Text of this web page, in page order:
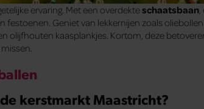
ervaring. Met een overdekteschaatsbaan
Geniet van lekkernijen zoals
olijfhouten kaasplankjes. Kortom, deze
kerstmarkt Maastricht?